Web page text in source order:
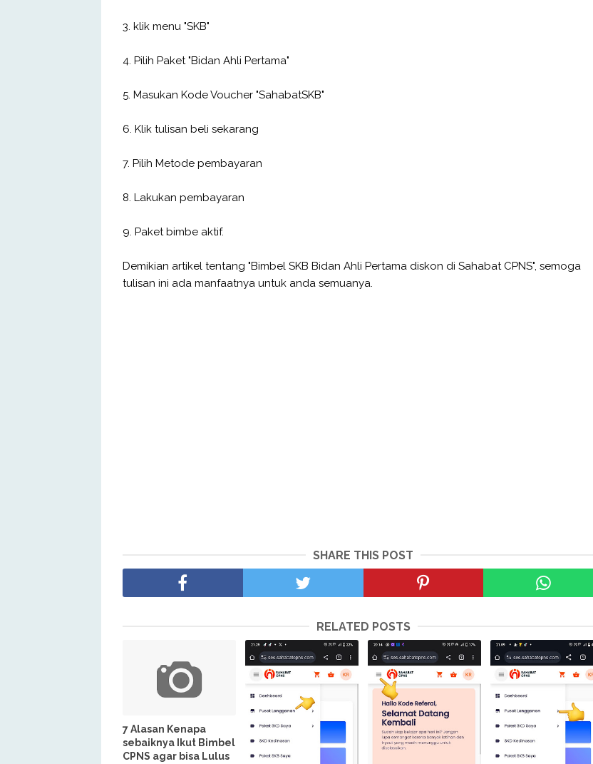
3. klik menu "SKB"
4. Pilih Paket "Bidan Ahli Pertama"
5. Masukan Kode Voucher "SahabatSKB"
6. Klik tulisan beli sekarang
7. Pilih Metode pembayaran
8. Lakukan pembayaran
9. Paket bimbe aktif.
Demikian artikel tentang "Bimbel SKB Bidan Ahli Pertama diskon di Sahabat CPNS", semoga
tulisan ini ada manfaatnya untuk anda semuanya.
SHARE THIS POST
RELATED POSTS
7 Alasan Kenapa
sebaiknya Ikut Bimbel
CPNS agar bisa Lulus